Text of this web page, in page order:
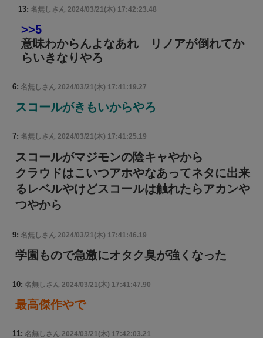
13: 名無しさん 2024/03/21(木) 17:42:23.48
>>5
意味わからんよなあれ リノアが倒れてか
らいきなりやろ
6: 名無しさん 2024/03/21(木) 17:41:19.27
スコールがきもいからやろ
7: 名無しさん 2024/03/21(木) 17:41:25.19
スコールがマジモンの陰キャやから
クラウドはこいつアホやなあってネタに出来
るレベルやけどスコールは触れたらアカンや
つやから
9: 名無しさん 2024/03/21(木) 17:41:46.19
学園もので急激にオタク臭が強くなった
10: 名無しさん 2024/03/21(木) 17:41:47.90
最高傑作やで
11: 名無しさん 2024/03/21(木) 17:42:03.21